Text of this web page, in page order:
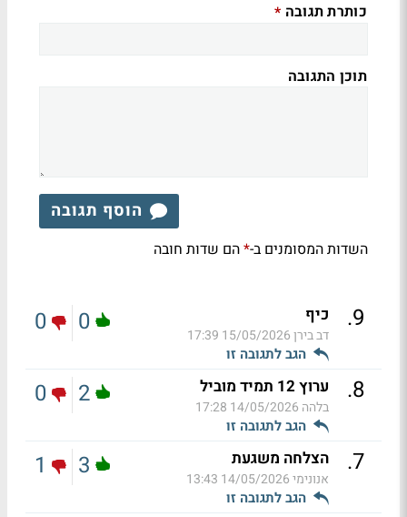
כותרת תגובה *
תוכן התגובה
הוסף תגובה
השדות המסומנים ב-*הם שדות חובה
9
. כיף
דב בירן15/05/2026 17:39
הגב לתגובה זו
0
0
8
. ערוץ 12 תמיד מוביל
בלהה 14/05/2026 17:28
הגב לתגובה זו
2
0
7
. הצלחה משגעת
אנונימי14/05/2026 13:43
הגב לתגובה זו
3
1